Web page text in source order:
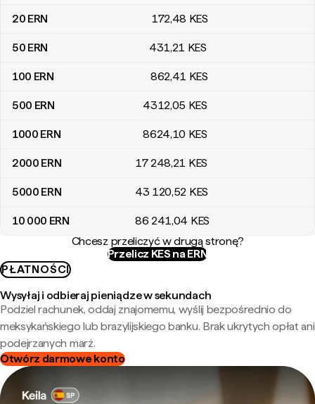
20 ERN 172,48 KES
50 ERN 431,21 KES
100 ERN 862,41 KES
500 ERN 4312,05 KES
1000 ERN 8624,10 KES
2000 ERN 17 248,21 KES
5000 ERN 43 120,52 KES
10 000 ERN 86 241,04 KES
Chcesz przeliczyć w drugą stronę?
Przelicz KES na ERN
PŁATNOŚCI
Wysyłaj i odbieraj pieniądze w sekundach
Podziel rachunek, oddaj znajomemu, wyślij bezpośrednio do
meksykańskiego lub brazylijskiego banku. Brak ukrytych opłat ani
podejrzanych marż.
Otwórz darmowe konto